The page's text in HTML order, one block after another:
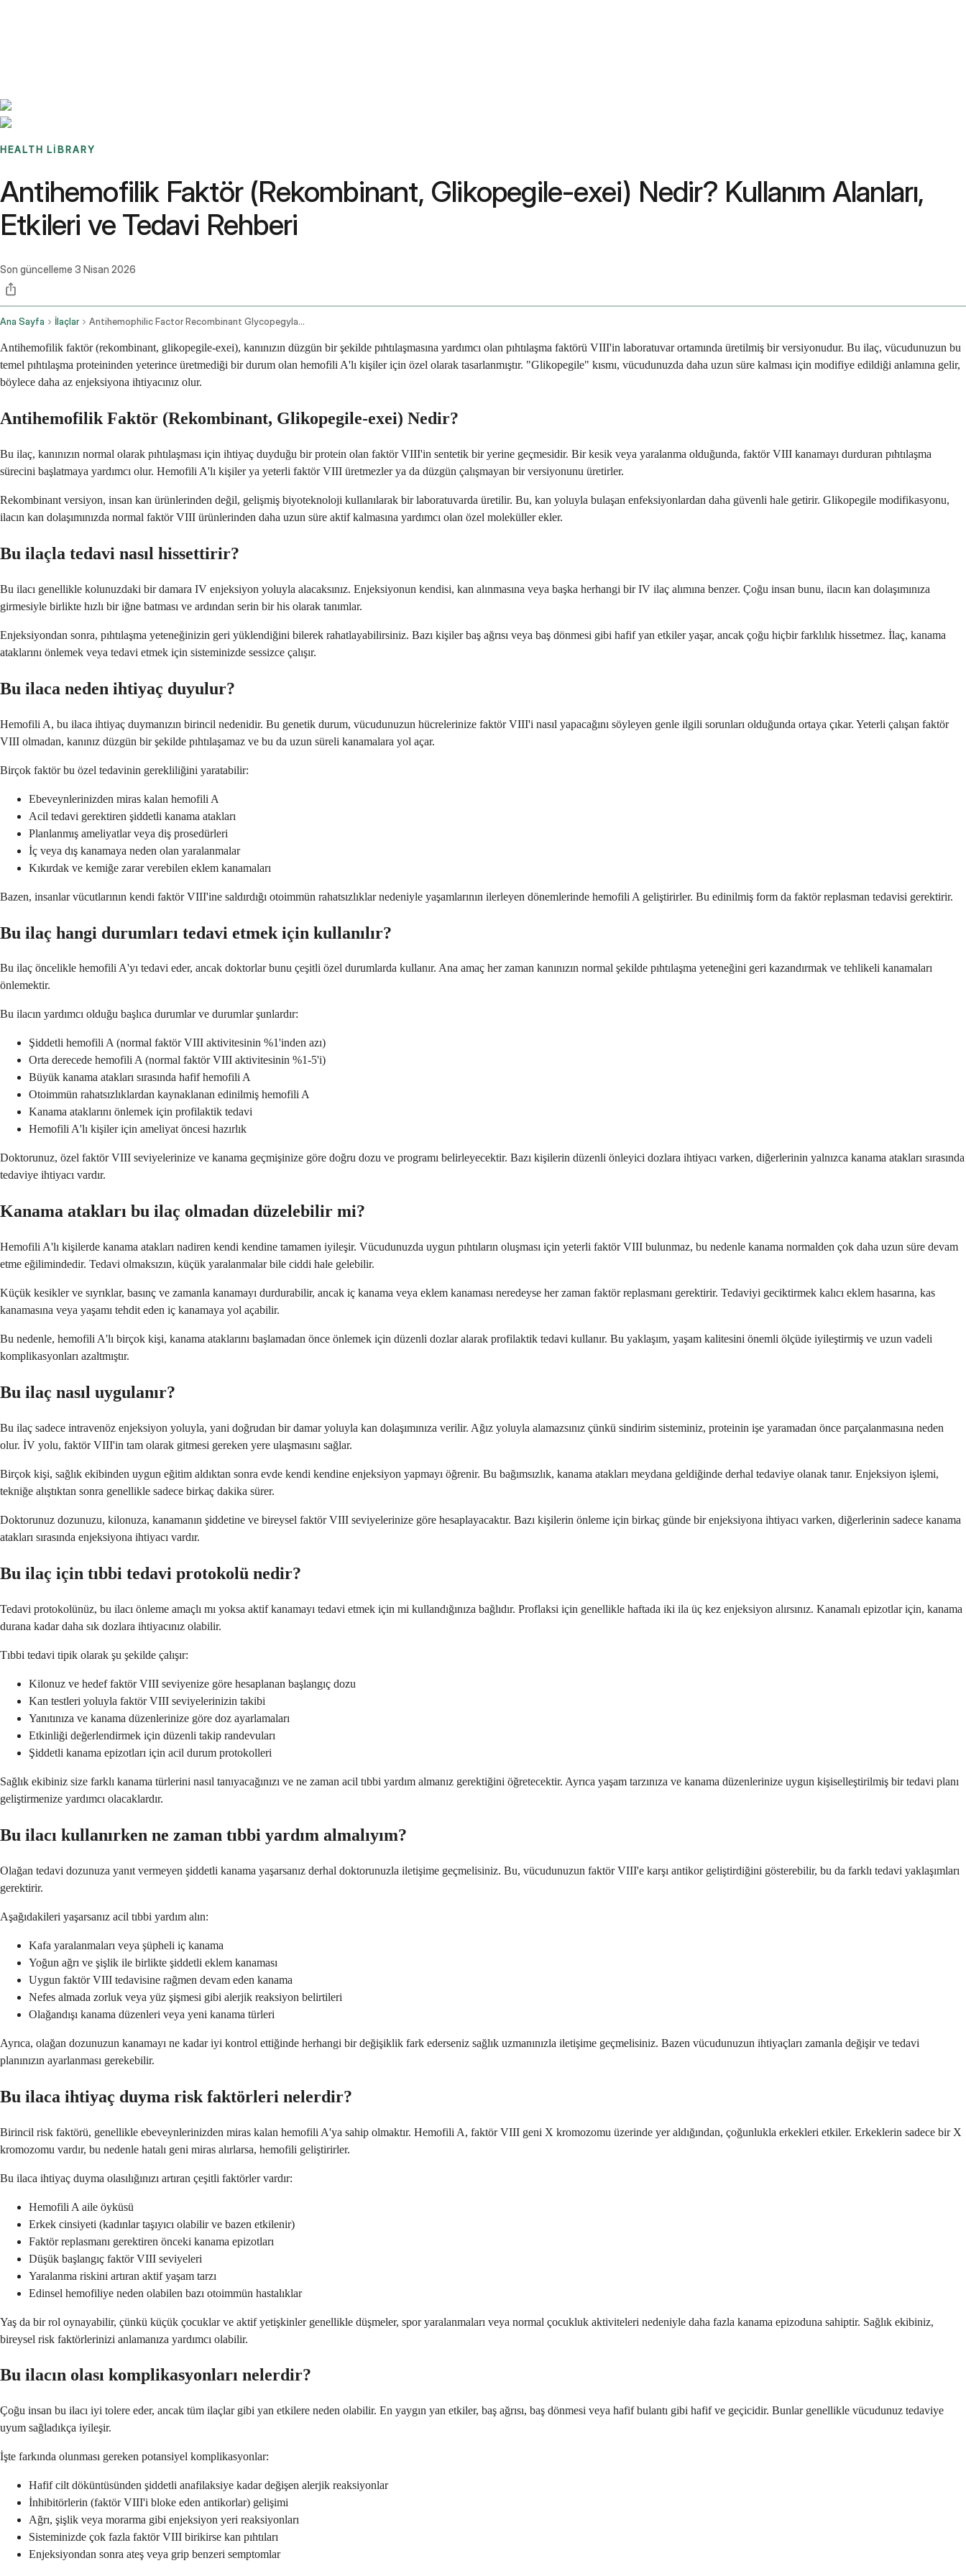
HEALTH LIBRARY
Antihemofilik Faktör (Rekombinant, Glikopegile-exei) Nedir? Kullanım Alanları,
Etkileri ve Tedavi Rehberi
Son güncelleme 3 Nisan 2026
Ana Sayfa İlaçlar Antihemophilic Factor Recombinant Glycopegylated Exei Intravenous Route
Antihemofilik faktör (rekombinant, glikopegile-exei), kanınızın düzgün bir şekilde pıhtılaşmasına yardımcı olan pıhtılaşma faktörü VIII'in laboratuvar ortamında üretilmiş bir versiyonudur. Bu ilaç, vücudunuzun bu
temel pıhtılaşma proteininden yeterince üretmediği bir durum olan hemofili A'lı kişiler için özel olarak tasarlanmıştır. "Glikopegile" kısmı, vücudunuzda daha uzun süre kalması için modifiye edildiği anlamına gelir,
böylece daha az enjeksiyona ihtiyacınız olur.
Antihemofilik Faktör (Rekombinant, Glikopegile-exei) Nedir?
Bu ilaç, kanınızın normal olarak pıhtılaşması için ihtiyaç duyduğu bir protein olan faktör VIII'in sentetik bir yerine geçmesidir. Bir kesik veya yaralanma olduğunda, faktör VIII kanamayı durduran pıhtılaşma
sürecini başlatmaya yardımcı olur. Hemofili A'lı kişiler ya yeterli faktör VIII üretmezler ya da düzgün çalışmayan bir versiyonunu üretirler.
Rekombinant versiyon, insan kan ürünlerinden değil, gelişmiş biyoteknoloji kullanılarak bir laboratuvarda üretilir. Bu, kan yoluyla bulaşan enfeksiyonlardan daha güvenli hale getirir. Glikopegile modifikasyonu,
ilacın kan dolaşımınızda normal faktör VIII ürünlerinden daha uzun süre aktif kalmasına yardımcı olan özel moleküller ekler.
Bu ilaçla tedavi nasıl hissettirir?
Bu ilacı genellikle kolunuzdaki bir damara IV enjeksiyon yoluyla alacaksınız. Enjeksiyonun kendisi, kan alınmasına veya başka herhangi bir IV ilaç alımına benzer. Çoğu insan bunu, ilacın kan dolaşımınıza
girmesiyle birlikte hızlı bir iğne batması ve ardından serin bir his olarak tanımlar.
Enjeksiyondan sonra, pıhtılaşma yeteneğinizin geri yüklendiğini bilerek rahatlayabilirsiniz. Bazı kişiler baş ağrısı veya baş dönmesi gibi hafif yan etkiler yaşar, ancak çoğu hiçbir farklılık hissetmez. İlaç, kanama
ataklarını önlemek veya tedavi etmek için sisteminizde sessizce çalışır.
Bu ilaca neden ihtiyaç duyulur?
Hemofili A, bu ilaca ihtiyaç duymanızın birincil nedenidir. Bu genetik durum, vücudunuzun hücrelerinize faktör VIII'i nasıl yapacağını söyleyen genle ilgili sorunları olduğunda ortaya çıkar. Yeterli çalışan faktör
VIII olmadan, kanınız düzgün bir şekilde pıhtılaşamaz ve bu da uzun süreli kanamalara yol açar.
Birçok faktör bu özel tedavinin gerekliliğini yaratabilir:
Ebeveynlerinizden miras kalan hemofili A
Acil tedavi gerektiren şiddetli kanama atakları
Planlanmış ameliyatlar veya diş prosedürleri
İç veya dış kanamaya neden olan yaralanmalar
Kıkırdak ve kemiğe zarar verebilen eklem kanamaları
Bazen, insanlar vücutlarının kendi faktör VIII'ine saldırdığı otoimmün rahatsızlıklar nedeniyle yaşamlarının ilerleyen dönemlerinde hemofili A geliştirirler. Bu edinilmiş form da faktör replasman tedavisi gerektirir.
Bu ilaç hangi durumları tedavi etmek için kullanılır?
Bu ilaç öncelikle hemofili A'yı tedavi eder, ancak doktorlar bunu çeşitli özel durumlarda kullanır. Ana amaç her zaman kanınızın normal şekilde pıhtılaşma yeteneğini geri kazandırmak ve tehlikeli kanamaları
önlemektir.
Bu ilacın yardımcı olduğu başlıca durumlar ve durumlar şunlardır:
Şiddetli hemofili A (normal faktör VIII aktivitesinin %1'inden azı)
Orta derecede hemofili A (normal faktör VIII aktivitesinin %1-5'i)
Büyük kanama atakları sırasında hafif hemofili A
Otoimmün rahatsızlıklardan kaynaklanan edinilmiş hemofili A
Kanama ataklarını önlemek için profilaktik tedavi
Hemofili A'lı kişiler için ameliyat öncesi hazırlık
Doktorunuz, özel faktör VIII seviyelerinize ve kanama geçmişinize göre doğru dozu ve programı belirleyecektir. Bazı kişilerin düzenli önleyici dozlara ihtiyacı varken, diğerlerinin yalnızca kanama atakları sırasında
tedaviye ihtiyacı vardır.
Kanama atakları bu ilaç olmadan düzelebilir mi?
Hemofili A'lı kişilerde kanama atakları nadiren kendi kendine tamamen iyileşir. Vücudunuzda uygun pıhtıların oluşması için yeterli faktör VIII bulunmaz, bu nedenle kanama normalden çok daha uzun süre devam
etme eğilimindedir. Tedavi olmaksızın, küçük yaralanmalar bile ciddi hale gelebilir.
Küçük kesikler ve sıyrıklar, basınç ve zamanla kanamayı durdurabilir, ancak iç kanama veya eklem kanaması neredeyse her zaman faktör replasmanı gerektirir. Tedaviyi geciktirmek kalıcı eklem hasarına, kas
kanamasına veya yaşamı tehdit eden iç kanamaya yol açabilir.
Bu nedenle, hemofili A'lı birçok kişi, kanama ataklarını başlamadan önce önlemek için düzenli dozlar alarak profilaktik tedavi kullanır. Bu yaklaşım, yaşam kalitesini önemli ölçüde iyileştirmiş ve uzun vadeli
komplikasyonları azaltmıştır.
Bu ilaç nasıl uygulanır?
Bu ilaç sadece intravenöz enjeksiyon yoluyla, yani doğrudan bir damar yoluyla kan dolaşımınıza verilir. Ağız yoluyla alamazsınız çünkü sindirim sisteminiz, proteinin işe yaramadan önce parçalanmasına neden
olur. İV yolu, faktör VIII'in tam olarak gitmesi gereken yere ulaşmasını sağlar.
Birçok kişi, sağlık ekibinden uygun eğitim aldıktan sonra evde kendi kendine enjeksiyon yapmayı öğrenir. Bu bağımsızlık, kanama atakları meydana geldiğinde derhal tedaviye olanak tanır. Enjeksiyon işlemi,
tekniğe alıştıktan sonra genellikle sadece birkaç dakika sürer.
Doktorunuz dozunuzu, kilonuza, kanamanın şiddetine ve bireysel faktör VIII seviyelerinize göre hesaplayacaktır. Bazı kişilerin önleme için birkaç günde bir enjeksiyona ihtiyacı varken, diğerlerinin sadece kanama
atakları sırasında enjeksiyona ihtiyacı vardır.
Bu ilaç için tıbbi tedavi protokolü nedir?
Tedavi protokolünüz, bu ilacı önleme amaçlı mı yoksa aktif kanamayı tedavi etmek için mi kullandığınıza bağlıdır. Proflaksi için genellikle haftada iki ila üç kez enjeksiyon alırsınız. Kanamalı epizotlar için, kanama
durana kadar daha sık dozlara ihtiyacınız olabilir.
Tıbbi tedavi tipik olarak şu şekilde çalışır:
Kilonuz ve hedef faktör VIII seviyenize göre hesaplanan başlangıç dozu
Kan testleri yoluyla faktör VIII seviyelerinizin takibi
Yanıtınıza ve kanama düzenlerinize göre doz ayarlamaları
Etkinliği değerlendirmek için düzenli takip randevuları
Şiddetli kanama epizotları için acil durum protokolleri
Sağlık ekibiniz size farklı kanama türlerini nasıl tanıyacağınızı ve ne zaman acil tıbbi yardım almanız gerektiğini öğretecektir. Ayrıca yaşam tarzınıza ve kanama düzenlerinize uygun kişiselleştirilmiş bir tedavi planı
geliştirmenize yardımcı olacaklardır.
Bu ilacı kullanırken ne zaman tıbbi yardım almalıyım?
Olağan tedavi dozunuza yanıt vermeyen şiddetli kanama yaşarsanız derhal doktorunuzla iletişime geçmelisiniz. Bu, vücudunuzun faktör VIII'e karşı antikor geliştirdiğini gösterebilir, bu da farklı tedavi yaklaşımları
gerektirir.
Aşağıdakileri yaşarsanız acil tıbbi yardım alın:
Kafa yaralanmaları veya şüpheli iç kanama
Yoğun ağrı ve şişlik ile birlikte şiddetli eklem kanaması
Uygun faktör VIII tedavisine rağmen devam eden kanama
Nefes almada zorluk veya yüz şişmesi gibi alerjik reaksiyon belirtileri
Olağandışı kanama düzenleri veya yeni kanama türleri
Ayrıca, olağan dozunuzun kanamayı ne kadar iyi kontrol ettiğinde herhangi bir değişiklik fark ederseniz sağlık uzmanınızla iletişime geçmelisiniz. Bazen vücudunuzun ihtiyaçları zamanla değişir ve tedavi
planınızın ayarlanması gerekebilir.
Bu ilaca ihtiyaç duyma risk faktörleri nelerdir?
Birincil risk faktörü, genellikle ebeveynlerinizden miras kalan hemofili A'ya sahip olmaktır. Hemofili A, faktör VIII geni X kromozomu üzerinde yer aldığından, çoğunlukla erkekleri etkiler. Erkeklerin sadece bir X
kromozomu vardır, bu nedenle hatalı geni miras alırlarsa, hemofili geliştirirler.
Bu ilaca ihtiyaç duyma olasılığınızı artıran çeşitli faktörler vardır:
Hemofili A aile öyküsü
Erkek cinsiyeti (kadınlar taşıyıcı olabilir ve bazen etkilenir)
Faktör replasmanı gerektiren önceki kanama epizotları
Düşük başlangıç faktör VIII seviyeleri
Yaralanma riskini artıran aktif yaşam tarzı
Edinsel hemofiliye neden olabilen bazı otoimmün hastalıklar
Yaş da bir rol oynayabilir, çünkü küçük çocuklar ve aktif yetişkinler genellikle düşmeler, spor yaralanmaları veya normal çocukluk aktiviteleri nedeniyle daha fazla kanama epizoduna sahiptir. Sağlık ekibiniz,
bireysel risk faktörlerinizi anlamanıza yardımcı olabilir.
Bu ilacın olası komplikasyonları nelerdir?
Çoğu insan bu ilacı iyi tolere eder, ancak tüm ilaçlar gibi yan etkilere neden olabilir. En yaygın yan etkiler, baş ağrısı, baş dönmesi veya hafif bulantı gibi hafif ve geçicidir. Bunlar genellikle vücudunuz tedaviye
uyum sağladıkça iyileşir.
İşte farkında olunması gereken potansiyel komplikasyonlar:
Hafif cilt döküntüsünden şiddetli anafilaksiye kadar değişen alerjik reaksiyonlar
İnhibitörlerin (faktör VIII'i bloke eden antikorlar) gelişimi
Ağrı, şişlik veya morarma gibi enjeksiyon yeri reaksiyonları
Sisteminizde çok fazla faktör VIII birikirse kan pıhtıları
Enjeksiyondan sonra ateş veya grip benzeri semptomlar